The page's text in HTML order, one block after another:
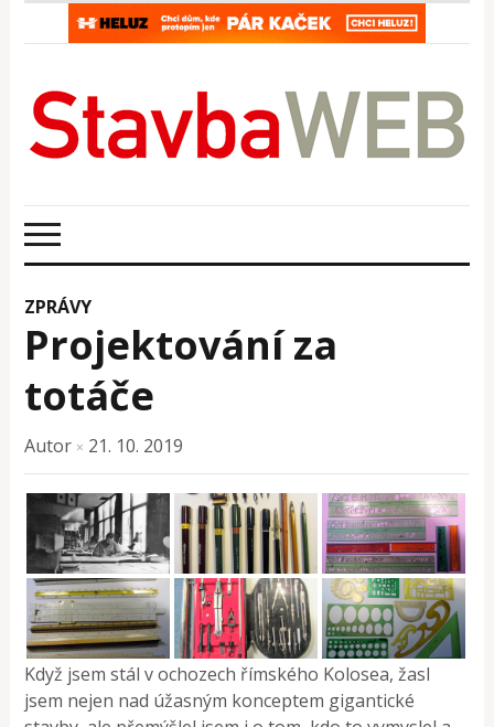
ZPRÁVY
Projektování za
totáče
Autor × 21. 10. 2019
Když jsem stál v ochozech římského Kolosea, žasl
jsem nejen nad úžasným konceptem gigantické